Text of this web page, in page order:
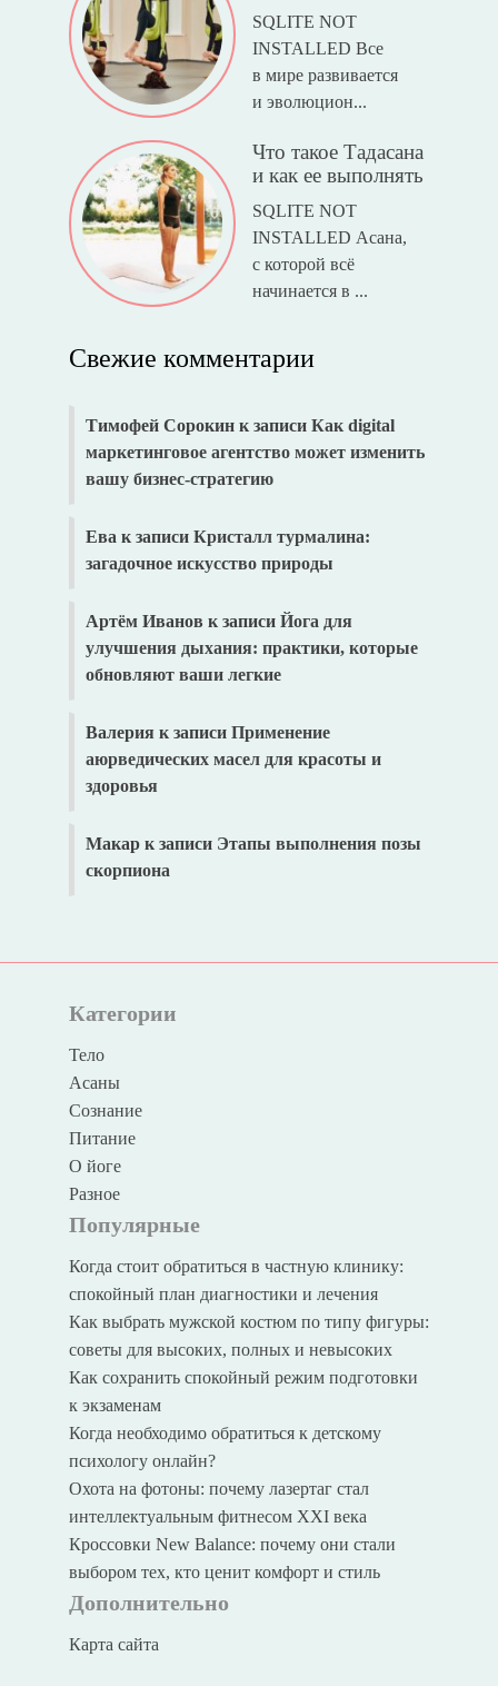
SQLITE NOT
INSTALLED Все
в мире развивается
и эволюцион...
Что такое Тадасана
и как ее выполнять
SQLITE NOT
INSTALLED Асана,
с которой всё
начинается в ...
Свежие комментарии
Тимофей Сорокинк записи Как digital
маркетинговое агентство может изменить
вашу бизнес-стратегию
Ева к записи Кристалл турмалина:
загадочное искусство природы
Артём Иванов к записи Йога для
улучшения дыхания: практики, которые
обновляют ваши легкие
Валерия к записи Применение
аюрведических масел для красоты и
здоровья
Макарк записи Этапы выполнения позы
скорпиона
Категории
Тело
Асаны
Сознание
Питание
О йоге
Разное
Популярные
Когда стоит обратиться в частную клинику:
спокойный план диагностики и лечения
Как выбрать мужской костюм по типу фигуры:
советы для высоких, полных и невысоких
Как сохранить спокойный режим подготовки
к экзаменам
Когда необходимо обратиться к детскому
психологу онлайн?
Охота на фотоны: почему лазертаг стал
интеллектуальным фитнесом XXI века
Кроссовки New Balance: почему они стали
выбором тех, кто ценит комфорт и стиль
Дополнительно
Карта сайта